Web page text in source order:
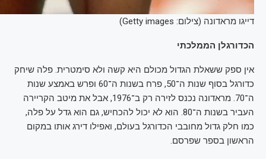
דייגו מראדונה (צילום: Getty images)
הכדורגלן הממלכתי
אין ספק ששאלת הגדול מכולם היא קשה ולא סימטרית. פלה שיחק
כדורגל בסוף שנות ה־50, פרח בשנות ה־60 ופרש באמצע שנות
ה־70. מראדונה נכנס לזירה רק ב־1976, אבל את מיטב הקריירה
העביר בשנות ה־80. הוא לא יכול להכחיש, גם הוא גדל על פלה,
כמו חלק גדול מחובבי הכדורגל בעולם, ואפילו דירג אותו במקום
הראשון בספר שפרסם.